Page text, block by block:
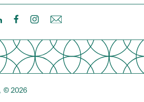
S
a
m
S
m
S
a
N
i
© 2026